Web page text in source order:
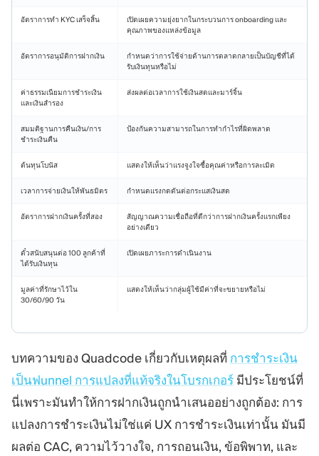
อัตราการทำ KYC เสร็จสิ้น
เปิดเผยความยุ่งยากในกระบวนการ onboarding และ
คุณภาพของแหล่งข้อมูล
อัตราการอนุมัติการฝากเงิน
กำหนดว่าการใช้จ่ายด้านการตลาดกลายเป็นบัญชีที่ได้
รับเงินทุนหรือไม่
ค่าธรรมเนียมการชำระเงิน
และเงินสำรอง
ส่งผลต่อเวลาการใช้เงินสดและมาร์จิ้น
สมมติฐานการคืนเงิน/การ
ชำระเงินคืน
ป้องกันความสามารถในการทำกำไรที่ผิดพลาด
ต้นทุนโบนัส แสดงให้เห็นว่าแรงจูงใจซื้อคุณค่าหรือการละเมิด
เวลาการจ่ายเงินให้พันธมิตร กำหนดแรงกดดันต่อกระแสเงินสด
อัตราการฝากเงินครั้งที่สอง
สัญญาณความเชื่อถือที่ดีกว่าการฝากเงินครั้งแรกเพียง
อย่างเดียว
ตั๋วสนับสนุนต่อ 100 ลูกค้าที่
ได้รับเงินทุน
เปิดเผยภาระการดำเนินงาน
มูลค่าที่รักษาไว้ใน
30/60/90 วัน
แสดงให้เห็นว่ากลุ่มผู้ใช้มีค่าที่จะขยายหรือไม่
บทความของ Quadcode เกี่ยวกับเหตุผลที่ การชำระเงิน
เป็นฟunnel การแปลงที่แท้จริงในโบรกเกอร์ มีประโยชน์ที่
นี่เพราะมันทำให้การฝากเงินถูกนำเสนออย่างถูกต้อง: การ
แปลงการชำระเงินไม่ใช่แค่ UX การชำระเงินเท่านั้น มันมี
ผลต่อ CAC, ความไว้วางใจ, การถอนเงิน, ข้อพิพาท, และ